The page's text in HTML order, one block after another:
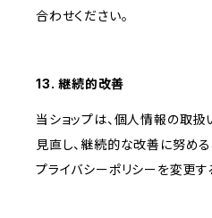
合わせください。
13. 継続的改善
当ショップは、個人情報の取
見直し、継続的な改善に努める
プライバシーポリシーを変更す